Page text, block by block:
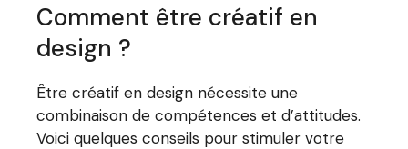
Comment être créatif en
design ?
Être créatif en design nécessite une
combinaison de compétences et d’attitudes.
Voici quelques conseils pour stimuler votre